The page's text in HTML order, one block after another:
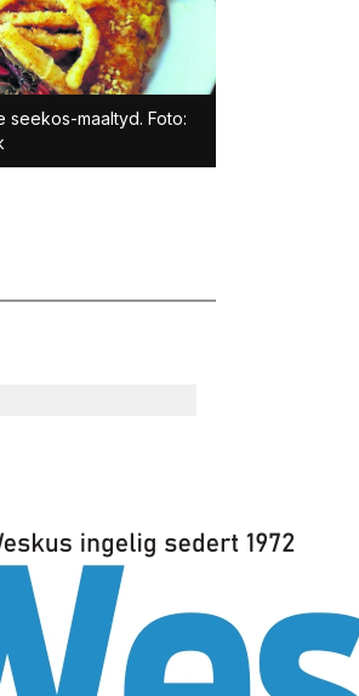
seekos-maaltyd. Foto: